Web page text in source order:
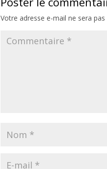
Votre adresse e-mail ne sera pas